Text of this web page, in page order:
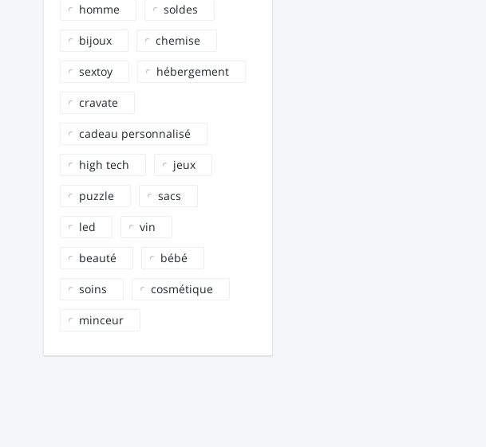
homme soldes
bijoux chemise
sextoy hébergement
cravate
cadeau personnalisé
high tech jeux
puzzle sacs
led vin
beauté bébé
soins cosmétique
minceur